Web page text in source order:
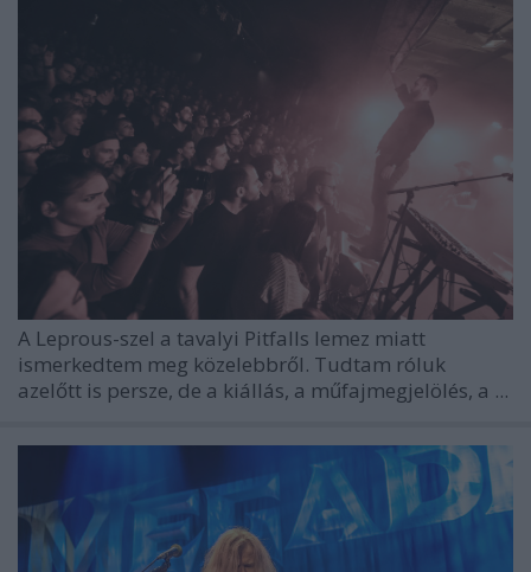
A Leprous-szel a tavalyi Pitfalls lemez miatt
ismerkedtem meg közelebbről. Tudtam róluk
azelőtt is persze, de a kiállás, a műfajmegjelölés, a ...